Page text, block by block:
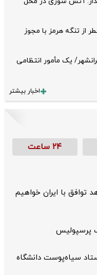
از تنگه هرمز با مجوز
یک مأمور انتظامی
اخبار بیشتر
۲۴ ساعت
با ایران خواهیم
پرسپولیس
سیاه‌پوست دانشگاه